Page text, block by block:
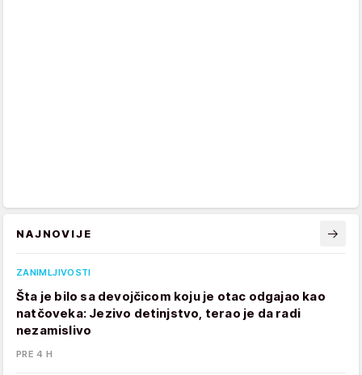
NAJNOVIJE
ZANIMLJIVOSTI
Šta je bilo sa devojčicom koju je otac odgajao kao
natčoveka: Jezivo detinjstvo, terao je da radi
nezamislivo
PRE 4 H